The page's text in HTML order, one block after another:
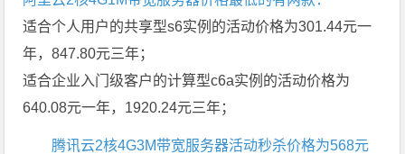
适合个人用户的共享型s6实例的活动价格为301.44元一
年，847.80元三年；
适合企业入门级客户的计算型c6a实例的活动价格为
640.08元一年，1920.24元三年；
腾讯云2核4G3M带宽服务器活动秒杀价格为568元